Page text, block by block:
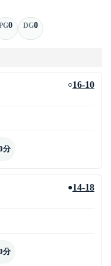
0 DG0
○16-10
分
●14-18
分